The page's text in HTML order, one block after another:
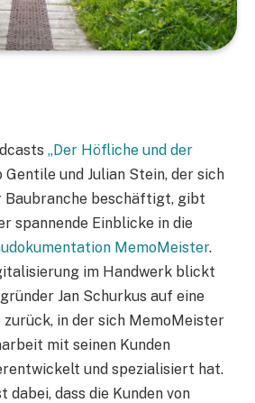
„Der Höfliche und der
Gentile und Julian Stein, der sich
Baubranche beschäftigt, gibt
spannende Einblicke in die
MemoMeister.
im Handwerk blickt
Jan Schurkus auf eine
zurück, in der sich MemoMeister
mit seinen Kunden
und spezialisiert hat.
dass die Kunden von